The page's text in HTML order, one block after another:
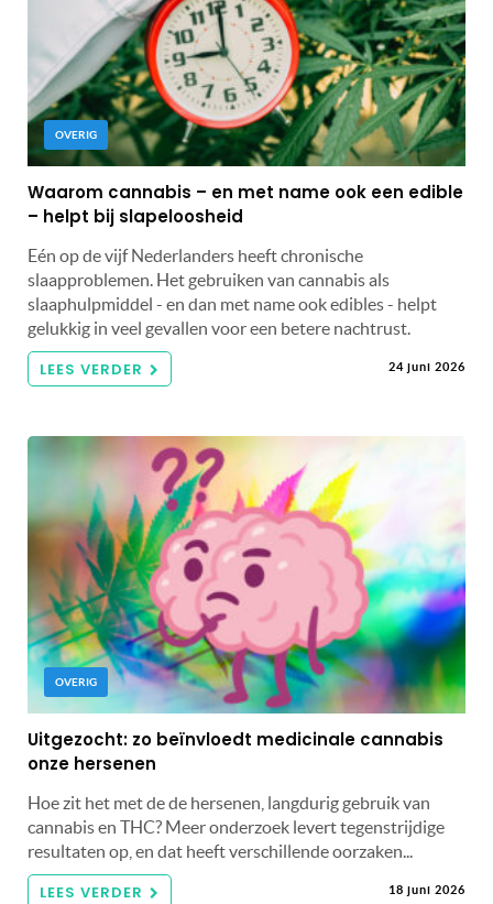
OVERIG
Waarom cannabis – en met name ook een edible
– helpt bij slapeloosheid
Eén op de vijf Nederlanders heeft chronische
slaapproblemen. Het gebruiken van cannabis als
slaaphulpmiddel - en dan met name ook edibles - helpt
gelukkig in veel gevallen voor een betere nachtrust.
LEES VERDER 24 juni 2026
OVERIG
Uitgezocht: zo beïnvloedt medicinale cannabis
onze hersenen
Hoe zit het met de de hersenen, langdurig gebruik van
cannabis en THC? Meer onderzoek levert tegenstrijdige
resultaten op, en dat heeft verschillende oorzaken...
LEES VERDER 18 juni 2026